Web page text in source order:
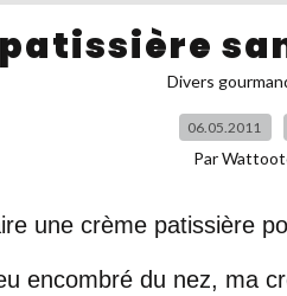
Divers
06.05.2011
Par
une crème patissière
encombré du nez, ma